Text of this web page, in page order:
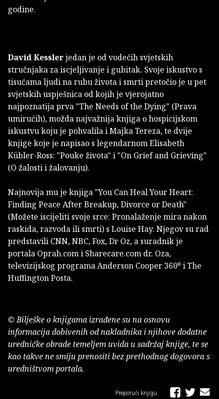
godine.
David Kesslerjedan je od vodećih svjetskih
stručnjaka za iscjeljivanje i gubitak. Svoje iskustvo s
tisućama ljudi na rubu života i smrti pretočio je u pet
svjetskih uspješnica od kojih je vjerojatno
najpoznatija prva "The Needs of the Dying" (Prava
umirućih), možda najvažnija knjiga o hospicijskom
iskustvu koju je pohvalila i Majka Tereza, te dvije
knjige koje je napisao s legendarnom Elisabeth
Kübler-Ross: "Pouke života" i "On Grief and Grieving"
(O žalosti i žalovanju).
Najnovija mu je knjiga "You Can Heal Your Heart:
Finding Peace After Breakup, Divorce or Death"
(Možete iscijeliti svoje srce: Pronalaženje mira nakon
raskida, razvoda ili smrti) s Louise Hay. Njegov su rad
predstavili CNN, NBC, Fox, Dr Oz, a suradnik je
portala Oprah.com i Sharecare.com dr. Oza,
televizijskog programa Anderson Cooper 360⁰ i The
Huffington Posta.
© Bilješke o knjigama izrađene su na osnovu
informacija dobivenih od nakladnika i njihove dodatne
uredničke obrade temeljem uvida u sadržaj knjige, te se
kao takve ne smiju prenositi bez prethodnog dogovora s
uredništvom portala.
Preporuči knjigu